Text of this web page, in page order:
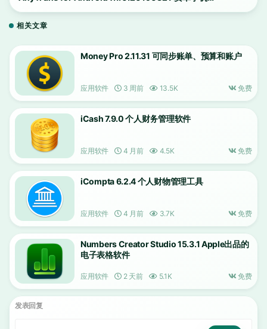
相关文章
Money Pro 2.11.31 可同步账单、预算和账户
应用软件 3 周前 13.5K 免费
iCash 7.9.0 个人财务管理软件
应用软件 4 月前 4.5K 免费
iCompta 6.2.4 个人财物管理工具
应用软件 4 月前 3.7K 免费
Numbers Creator Studio 15.3.1 Apple出品的
电子表格软件
应用软件 2 天前 5.1K 免费
发表回复